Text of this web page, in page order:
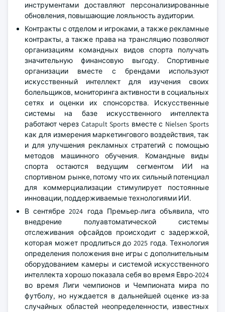
инструментами доставляют персонализированные
обновления, повышающие лояльность аудитории.
Контракты с отделом и игроками, а также рекламные
контракты, а также права на трансляцию позволяют
организациям командных видов спорта получать
значительную финансовую выгоду. Спортивные
организации вместе с брендами используют
искусственный интеллект для изучения своих
болельщиков, мониторинга активности в социальных
сетях и оценки их спонсорства. Искусственные
системы на базе искусственного интеллекта
работают через Catapult Sports вместе с Nielsen Sports
как для измерения маркетингового воздействия, так
и для улучшения рекламных стратегий с помощью
методов машинного обучения. Командные виды
спорта остаются ведущим сегментом ИИ на
спортивном рынке, потому что их сильный потенциал
для коммерциализации стимулирует постоянные
инновации, поддерживаемые технологиями ИИ.
В сентябре 2024 года Премьер-лига объявила, что
внедрение полуавтоматической системы
отслеживания офсайдов происходит с задержкой,
которая может продлиться до 2025 года. Технология
определения положения вне игры с дополнительным
оборудованием камеры и системой искусственного
интеллекта хорошо показала себя во время Евро-2024
во время Лиги чемпионов и Чемпионата мира по
футболу, но нуждается в дальнейшей оценке из-за
случайных областей неопределенности, известных